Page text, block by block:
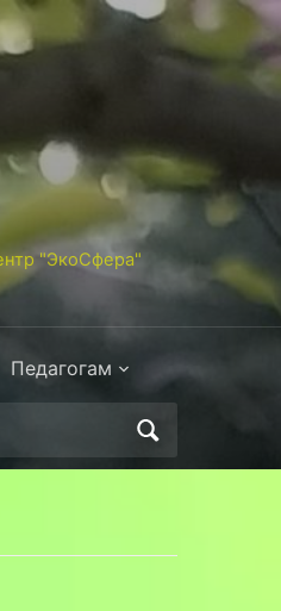
"ЭкоСфера"
Педагогам